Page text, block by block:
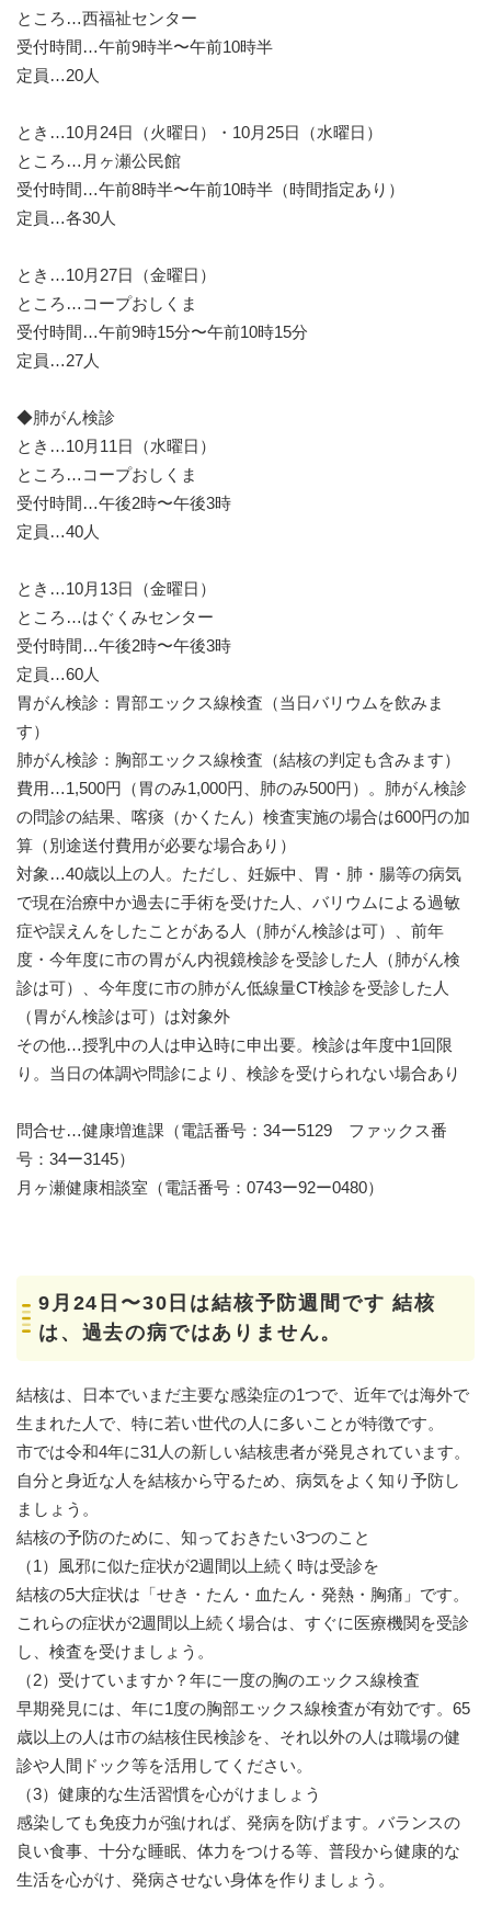
ところ…西福祉センター
受付時間…午前9時半〜午前10時半
定員…20人
とき…10月24日（火曜日）・10月25日（水曜日）
ところ…月ヶ瀬公民館
受付時間…午前8時半〜午前10時半（時間指定あり）
定員…各30人
とき…10月27日（金曜日）
ところ…コープおしくま
受付時間…午前9時15分〜午前10時15分
定員…27人
◆肺がん検診
とき…10月11日（水曜日）
ところ…コープおしくま
受付時間…午後2時〜午後3時
定員…40人
とき…10月13日（金曜日）
ところ…はぐくみセンター
受付時間…午後2時〜午後3時
定員…60人
胃がん検診：胃部エックス線検査（当日バリウムを飲みま
す）
肺がん検診：胸部エックス線検査（結核の判定も含みます）
費用…1,500円（胃のみ1,000円、肺のみ500円）。肺がん検診
の問診の結果、喀痰（かくたん）検査実施の場合は600円の加
算（別途送付費用が必要な場合あり）
対象…40歳以上の人。ただし、妊娠中、胃・肺・腸等の病気
で現在治療中か過去に手術を受けた人、バリウムによる過敏
症や誤えんをしたことがある人（肺がん検診は可）、前年
度・今年度に市の胃がん内視鏡検診を受診した人（肺がん検
診は可）、今年度に市の肺がん低線量CT検診を受診した人
（胃がん検診は可）は対象外
その他…授乳中の人は申込時に申出要。検診は年度中1回限
り。当日の体調や問診により、検診を受けられない場合あり
問合せ…健康増進課（電話番号：34ー5129 ファックス番
号：34ー3145）
月ヶ瀬健康相談室（電話番号：0743ー92ー0480）
9月24日〜30日は結核予防週間です 結核
は、過去の病ではありません。
結核は、日本でいまだ主要な感染症の1つで、近年では海外で
生まれた人で、特に若い世代の人に多いことが特徴です。
市では令和4年に31人の新しい結核患者が発見されています。
自分と身近な人を結核から守るため、病気をよく知り予防し
ましょう。
結核の予防のために、知っておきたい3つのこと
（1）風邪に似た症状が2週間以上続く時は受診を
結核の5大症状は「せき・たん・血たん・発熱・胸痛」です。
これらの症状が2週間以上続く場合は、すぐに医療機関を受診
し、検査を受けましょう。
（2）受けていますか？年に一度の胸のエックス線検査
早期発見には、年に1度の胸部エックス線検査が有効です。65
歳以上の人は市の結核住民検診を、それ以外の人は職場の健
診や人間ドック等を活用してください。
（3）健康的な生活習慣を心がけましょう
感染しても免疫力が強ければ、発病を防げます。バランスの
良い食事、十分な睡眠、体力をつける等、普段から健康的な
生活を心がけ、発病させない身体を作りましょう。